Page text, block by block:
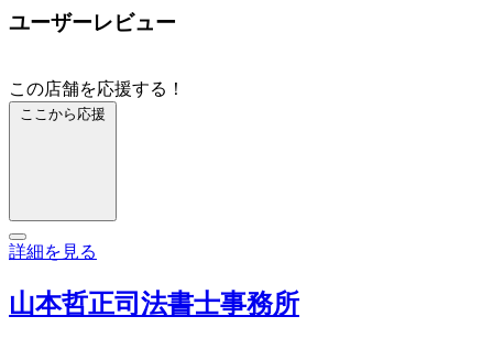
ユーザーレビュー
この店舗を応援する！
ここから応援
詳細を見る
山本哲正司法書士事務所